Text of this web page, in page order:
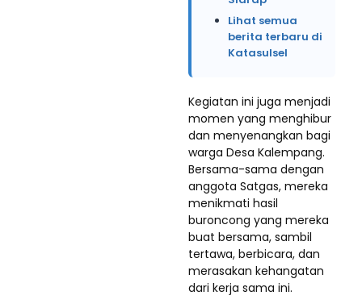
Lihat semua
berita terbaru di
Katasulsel
Kegiatan ini juga menjadi
momen yang menghibur
dan menyenangkan bagi
warga Desa Kalempang.
Bersama-sama dengan
anggota Satgas, mereka
menikmati hasil
buroncong yang mereka
buat bersama, sambil
tertawa, berbicara, dan
merasakan kehangatan
dari kerja sama ini.